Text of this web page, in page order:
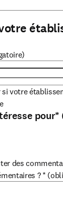
votre
pour*
des
? *